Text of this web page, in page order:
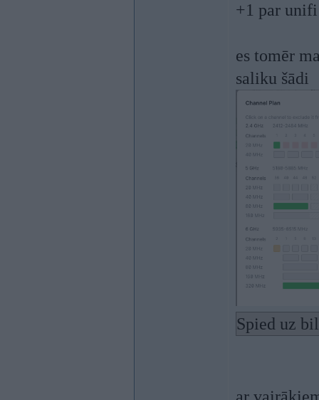
+1 par unifi
es tomēr
saliku šādi
Spied uz